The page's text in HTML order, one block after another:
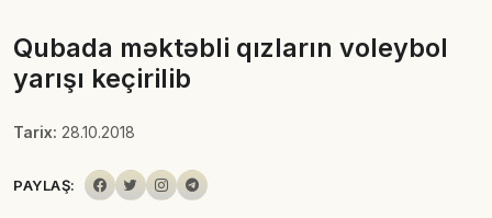
Qubada məktəbli qızların voleybol
yarışı keçirilib
Tarix: 28.10.2018
PAYLAŞ: